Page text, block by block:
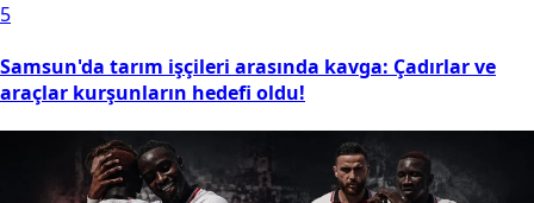
5
Samsun'da tarım işçileri arasında kavga: Çadırlar ve
araçlar kurşunların hedefi oldu!